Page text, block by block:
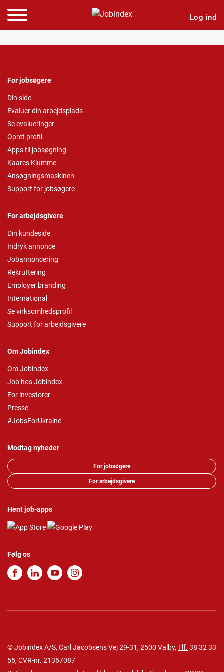
Log ind
For jobsøgere
Din side
Evaluer din arbejdsplads
Se evalueringer
Opret profil
Apps til jobsøgning
Kaares Klumme
Ansøgningsmaskinen
Support for jobsøgere
For arbejdsgivere
Din kundeside
Indryk annonce
Jobannoncering
Rekruttering
Employer branding
International
Se virksomhedsprofil
Support for arbejdsgivere
Om Jobindex
Om Jobindex
Job hos Jobindex
For investorer
Presse
#JobsForUkraine
Modtag nyheder
For jobsøgere
For arbejdsgivere
Hent job-apps
Følg os
© Jobindex A/S, Carl Jacobsens Vej 29-31, 2500 Valby, Tlf. 38 32 33
55, CVR-nr. 21367087